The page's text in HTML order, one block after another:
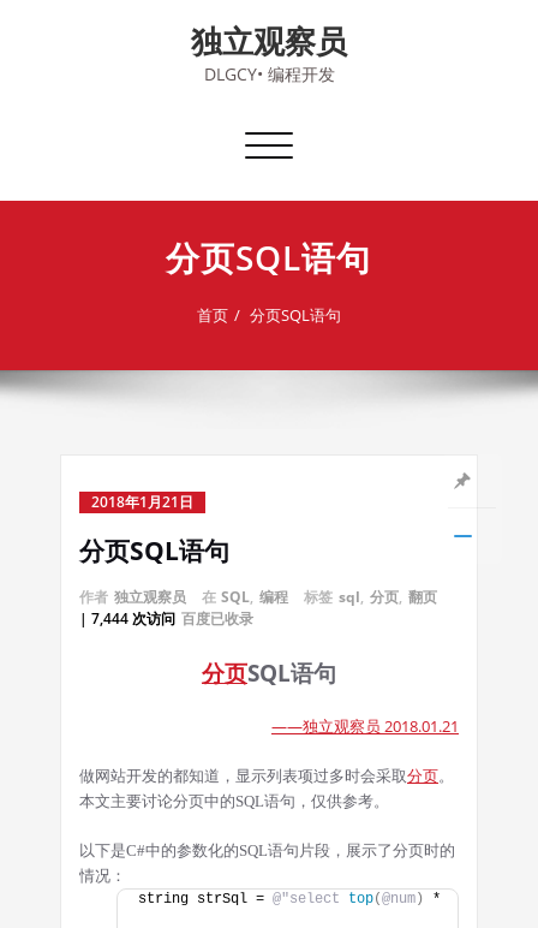
独立观察员
DLGCY• 编程开发
切
导
分页SQL语句
首页 分页SQL语句
2018年1月21日
分页SQL语句
作者 独立观察员 在 SQL, 编程 标签 sql, 分页, 翻页
| 7,444 次访问 百度已收录
分页SQL语句
——独立观察员 2018.01.21
做网站开发的都知道，显示列表项过多时会采取分页。
本文主要讨论分页中的SQL语句，仅供参考。
以下是C#中的参数化的SQL语句片段，展示了分页时的
情况：
string strSql = @"select top(@num) *